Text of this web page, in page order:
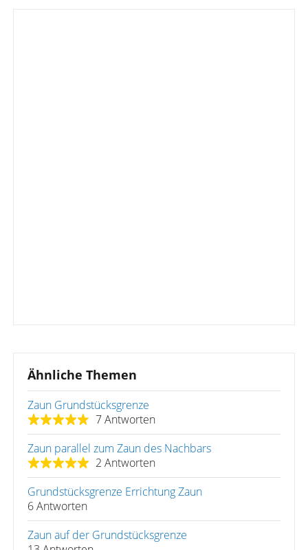
Ähnliche Themen
Zaun Grundstücksgrenze
7 Antworten
Zaun parallel zum Zaun des Nachbars
2 Antworten
Grundstücksgrenze Errichtung Zaun
6 Antworten
Zaun auf der Grundstücksgrenze